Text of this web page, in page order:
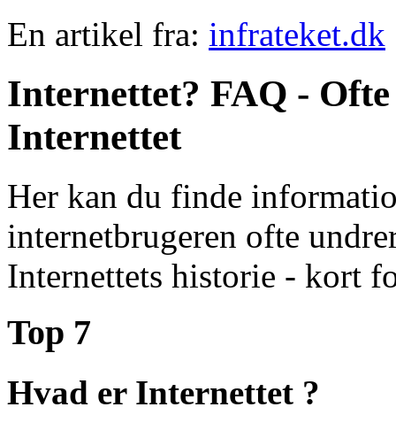
En artikel fra: infrateket.dk
Internettet? FAQ -
Internettet
Her kan du finde
internetbrugeren ofte
Internettets historie - kort
Top 7
Hvad er Internettet ?